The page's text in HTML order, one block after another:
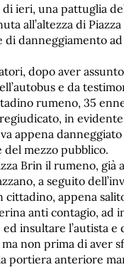
di ieri, una pattuglia
all’altezza di
di danneggiamento
dopo aver
e da
rumeno, 35
in
appena
mezzo pubblico.
Brin il rumeno, già
a seguito
appena
anti contagio, ad
insultare l’autista e
ma non prima di aver
portiera anteriore